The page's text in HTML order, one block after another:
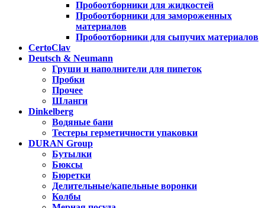
Пробоотборники для жидкостей
Пробоотборники для замороженных
материалов
Пробоотборники для сыпучих материалов
CertoClav
Deutsch & Neumann
Груши и наполнители для пипеток
Пробки
Прочее
Шланги
Dinkelberg
Водяные бани
Тестеры герметичности упаковки
DURAN Group
Бутылки
Бюксы
Бюретки
Делительные/капельные воронки
Колбы